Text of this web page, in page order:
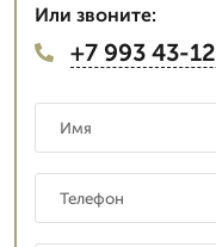
Или звоните:
+7 993 43-